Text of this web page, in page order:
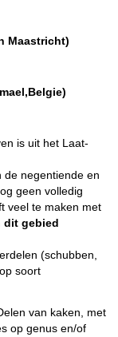
Maastricht)
is uit het Laat-
de negentiende en
geen volledig
veel te maken met
dit gebied
(schubben,
soort
van kaken, met
op genus en/of